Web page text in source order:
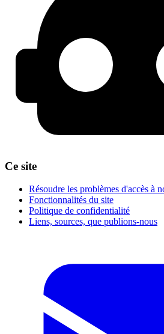
Ce site
Résoudre les problèmes d'accès à
Fonctionnalités du site
Politique de confidentialité
Liens, sources, que publions-nous